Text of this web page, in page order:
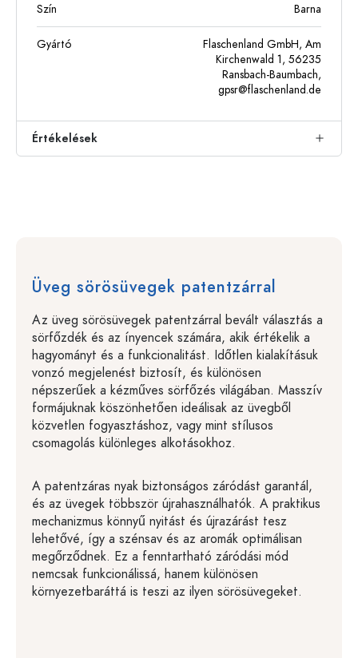
Szín Barna
Gyártó
Flaschenland GmbH, Am
Kirchenwald 1, 56235
Ransbach-Baumbach,
gpsr@flaschenland.de
Értékelések
Üveg sörösüvegek patentzárral
Az üveg sörösüvegek patentzárral bevált választás a
sörfőzdék és az ínyencek számára, akik értékelik a
hagyományt és a funkcionalitást. Időtlen kialakításuk
vonzó megjelenést biztosít, és különösen
népszerűek a kézműves sörfőzés világában. Masszív
formájuknak köszönhetően ideálisak az üvegből
közvetlen fogyasztáshoz, vagy mint stílusos
csomagolás különleges alkotásokhoz.
A patentzáras nyak biztonságos záródást garantál,
és az üvegek többször újrahasználhatók. A praktikus
mechanizmus könnyű nyitást és újrazárást tesz
lehetővé, így a szénsav és az aromák optimálisan
megőrződnek. Ez a fenntartható záródási mód
nemcsak funkcionálissá, hanem különösen
környezetbaráttá is teszi az ilyen sörösüvegeket.